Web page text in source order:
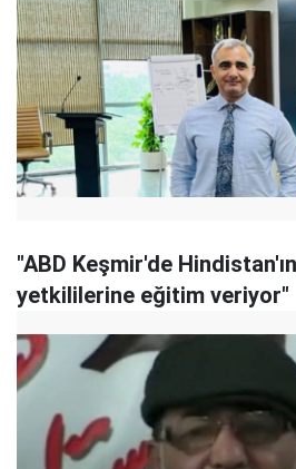
"ABD Keşmir'de
yetkililerine eğitim veriyor"